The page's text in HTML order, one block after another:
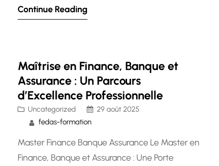
supérieures qui offre aux étudiants une
Continue Reading
Maîtrise en Finance, Banque et
Assurance : Un Parcours
d’Excellence Professionnelle
Uncategorized
29 août 2025
fedas-formation
Master Finance Banque Assurance Le Master en
Finance, Banque et Assurance : Une Porte